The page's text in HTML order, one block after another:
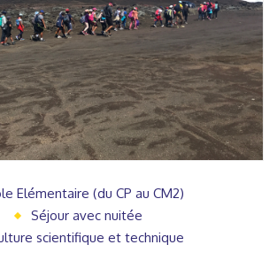
Elémentaire (du CP au CM2)
Séjour avec nuitée
scientifique et technique